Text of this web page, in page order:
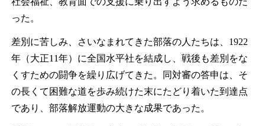
った。
差別に苦しみ、さいなまれてきた部落の人たちは、1922
年（大正11年）に全国水平社を結成し、戦後も差別をな
くすための闘争を繰り広げてきた。同対審の答申は、そ
の長くて困難な道を歩み続けた末にたどり着いた到達点
であり、部落解放運動の大きな成果であった。